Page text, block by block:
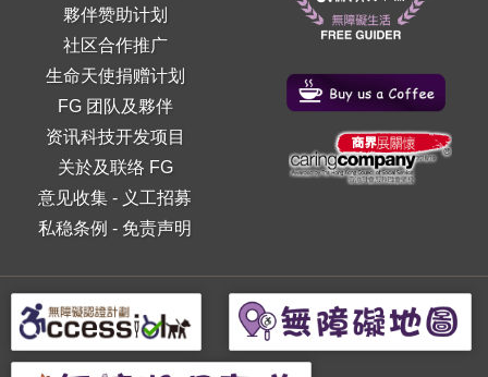
夥伴赞助计划
社区合作推广
生命天使捐赠计划
FG 团队及夥伴
资讯科技开发项目
关於及联络 FG
意见收集 - 义工招募
私稳条例 - 免责声明